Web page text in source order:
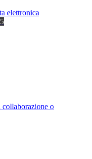
elettronica
o